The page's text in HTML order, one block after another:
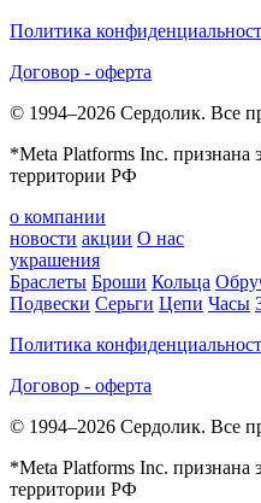
Политика
Договор - оферта
© 1994–2026 Сердолик. Все
*Meta Platforms Inc. признана
территории РФ
о компании
новости акции О нас
украшения
Браслеты Броши Кольца
Подвески Серьги Цепи Часы
Политика
Договор - оферта
© 1994–2026 Сердолик. Все
*Meta Platforms Inc. признана
территории РФ